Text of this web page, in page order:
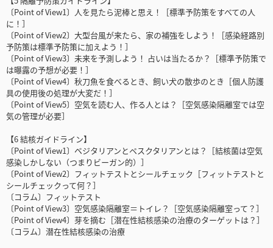
〔Point of View1〕人を見たら泥棒と思え！［標準予防策をすべての人
に！］
〔Point of View2〕大型台風が来たら、家の補強をしよう！［感染経路別
予防策は標準予防策に加えよう！］
〔Point of View3〕未来を予測しよう！ 占いは当たるか？［標準予防策で
は曝露の予想が必要！］
〔Point of View4〕秋刀魚を食べるとき、飼い犬の散歩のとき［個人防護
具の使用後の処理が大変だ！］
〔Point of View5〕空気を読む人、作る人とは？［空気感染隔離室では空
気の管理が必要］
【6 結核ガイドライン】
〔Point of View1〕ベジタリアンとペスクタリアンとは？［結核菌は空気
感染しかしない（つまりビーガン的）］
〔Point of View2〕フィットテストとシールチェック［フィットテストと
シールチェックって何？］
〔コラム〕フィットテスト
〔Point of View3〕空気感染隔離室＝トイレ？［空気感染隔離室って？］
〔Point of View4〕芽を摘む［潜在性結核感染の治療のターゲットは？］
〔コラム〕潜在性結核感染の治療